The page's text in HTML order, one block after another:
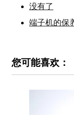
没有了
端子机的保
您可能喜欢：